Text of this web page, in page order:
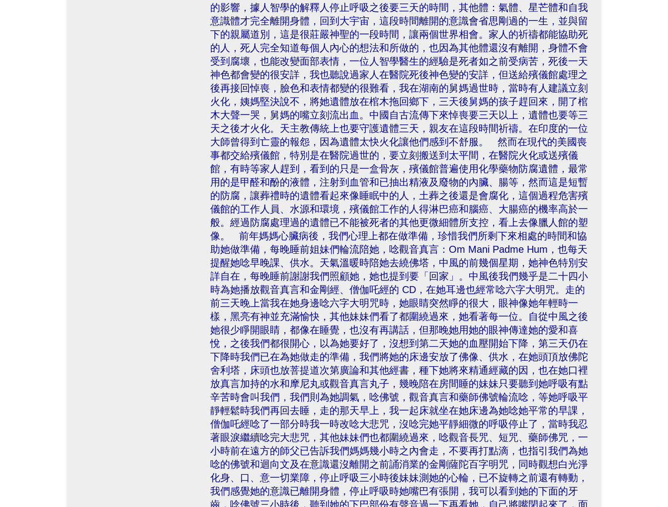
的影響，據人智學的解釋人停止呼吸之後要三天的時間，其他體：氣體、星芒體和自我
意識體才完全離開身體，回到大宇宙，這段時間離開的意識會省思剛過的一生，並與留
下的親屬道別，這是很莊嚴神聖的一段時間，讓兩個世界相會。家人的祈禱都能協助死
的人，死人完全知道每個人內心的想法和所做的，也因為其他體還沒有離開，身體不會
受到腐壞，也能改變面部表情，一位人智學醫生的經驗是死者如之前受病苦，死後一天
神色都會變的很安詳，我也聽說過家人在醫院死後神色變的安詳，但送給殯儀館處理之
後再接回悼喪，臉色和表情都變的很難看，我在湖南的舅媽過世時，當時有人建議立刻
火化，姨媽堅決說不，將她遺體放在棺木拖回鄉下，三天後舅媽的孩子趕回來，開了棺
木大聲一哭，舅媽的嘴立刻流出血。中國自古流傳下來悼喪要三天以上，遺體也要等三
天之後才火化。天主教傳統上也要守護遺體三天，親友在這段時間祈禱。在印度的一位
大師曾得到亡靈的報怨，因為遺體太快火化讓他們感到不舒服。 然而在現代的美國喪
事都交給殯儀館，特別是在醫院過世的，要立刻搬送到太平間，在醫院火化或送殯儀
館，有時等家人趕到，看到的只是一盒骨灰，殯儀館普遍使用化學藥物防腐遺體，最常
用的是甲醛和酚的液體，注射到血管和已抽出精液及廢物的內臟、腸等，然而這是短暫
的防腐，讓葬禮時的遺體看起來像睡眠中的人，土葬之後還是會腐化，這個過程危害殯
儀館的工作人員、水源和環境，殯儀館工作的人得淋巴癌和腦癌、大腸癌的機率高於一
般。經過防腐處理過的遺體已不能被死者的其他更微細體所支控，看上去像臘人館的塑
像。 前年媽媽心臟病後，我們心理上都在做準備，珍惜我們所剩下來相處的時間和協
助她做準備，每晚睡前姐妹們輪流陪她，唸觀音真言：Om Mani Padme Hum，也每天
提醒她唸早晚課、供水。天氣溫暖時陪她去繞佛塔，中風的前幾個星期，她神色特別安
詳自在，每晚睡前謝謝我們照顧她，她也提到要「回家」。中風後我們幾乎是二十四小
時為她播放觀音真言和金剛經、僧伽吒經的 CD，在她耳邊也經常唸六字大明咒。走的
前三天晚上當我在她身邊唸六字大明咒時，她眼睛突然睜的很大，眼神像她年輕時一
樣，黑亮有神並充滿愉快，其他妹妹們看了都圍繞過來，她看著每一位。自從中風之後
她很少睜開眼睛，都像在睡覺，也沒有再講話，但那晚她用她的眼神傳達她的愛和喜
悅，之後我們都很開心，以為她要好了，沒想到第二天她的血壓開始下降，第三天仍在
下降時我們已在為她做走的準備，我們將她的床邊安放了佛像、供水，在她頭頂放佛陀
舍利塔，床頭也放菩提道次第廣論和其他經書，種下她將來精通經藏的因，也在她口裡
放真言加持的水和摩尼丸或觀音真言丸子，幾晚陪在房間睡的妹妹只要聽到她呼吸有點
辛苦時會叫我們，我們則為她調氣，唸佛號，觀音真言和藥師佛號輪流唸，等她呼吸平
靜輕鬆時我們再回去睡，走的那天早上，我一起床就坐在她床邊為她唸她平常的早課，
僧伽吒經唸了一部分時我一時改唸大悲咒，沒唸完她平靜細微的呼吸停止了，當時我忍
著眼淚繼續唸完大悲咒，其他妹妹們也都圍繞過來，唸觀音長咒、短咒、藥師佛咒，一
小時前在遠方的師父已告訴我們媽媽幾小時之內會走，不要再打點滴，也指引我們為她
唸的佛號和迴向文及在意識還沒離開之前誦消業的金剛薩陀百字明咒，同時觀想白光淨
化身、口、意一切業障，停止呼吸三小時後妹妹測她的心輪，已不旋轉之前還有轉動，
我們感覺她的意識已離開身體，停止呼吸時她嘴巴有張開，我可以看到她的下面的牙
齒，唸佛號三小時後，聽到她的下巴部份有聲音過一下再看她，自己將嘴閉起來了，面